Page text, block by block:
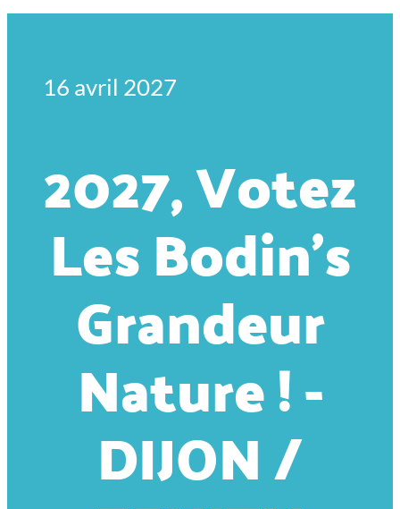
16 avril 2027
2027, Votez
Les Bodin’s
Grandeur
Nature ! -
DIJON /